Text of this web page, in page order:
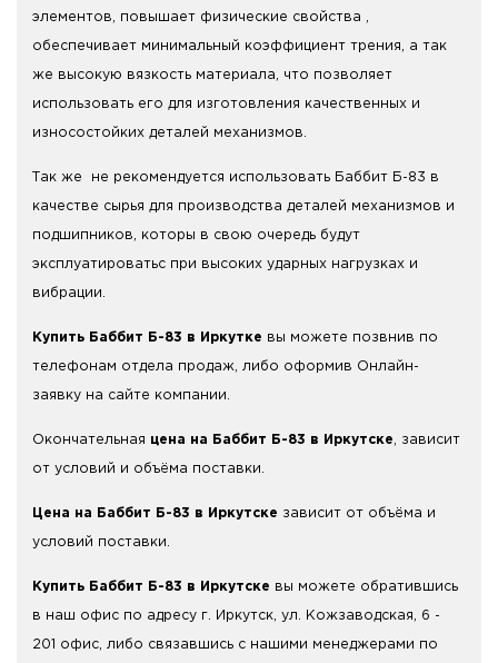
элементов, повышает физические свойства ,
обеспечивает минимальный коэффициент трения, а так
же высокую вязкость материала, что позволяет
использовать его для изготовления качественных и
износостойких деталей механизмов.
Так же не рекомендуется использовать Баббит Б-83 в
качестве сырья для производства деталей механизмов и
подшипников, которы в свою очередь будут
эксплуатироватьс при высоких ударных нагрузках и
вибрации.
Купить Баббит Б-83 в Иркутке вы можете позвнив по
телефонам отдела продаж, либо оформив Онлайн-
заявку на сайте компании.
Окончательная цена на Баббит Б-83 в Иркутске , зависит
от условий и объёма поставки.
Цена на Баббит Б-83 в Иркутске зависит от объёма и
условий поставки.
Купить Баббит Б-83 в Иркутске вы можете обратившись
в наш офис по адресу г. Иркутск, ул. Кожзаводская, 6 -
201 офис, либо связавшись с нашими менеджерами по